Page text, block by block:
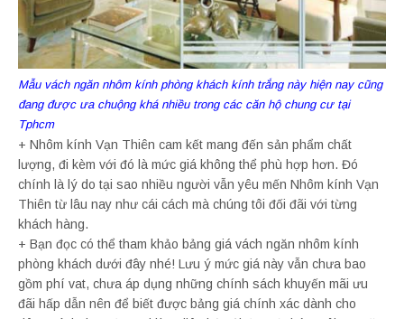
Mẫu vách ngăn nhôm kính phòng khách kính trắng này hiện nay cũng
đang được ưa chuộng khá nhiều trong các căn hộ chung cư tại
Tphcm
+ Nhôm kính Vạn Thiên cam kết mang đến sản phẩm chất
lượng, đi kèm với đó là mức giá không thể phù hợp hơn. Đó
chính là lý do tại sao nhiều người vẫn yêu mến Nhôm kính Vạn
Thiên từ lâu nay như cái cách mà chúng tôi đối đãi với từng
khách hàng.
+ Bạn đọc có thể tham khảo bảng giá vách ngăn nhôm kính
phòng khách dưới đây nhé! Lưu ý mức giá này vẫn chưa bao
gồm phí vat, chưa áp dụng những chính sách khuyến mãi ưu
đãi hấp dẫn nên để biết được bảng giá chính xác dành cho